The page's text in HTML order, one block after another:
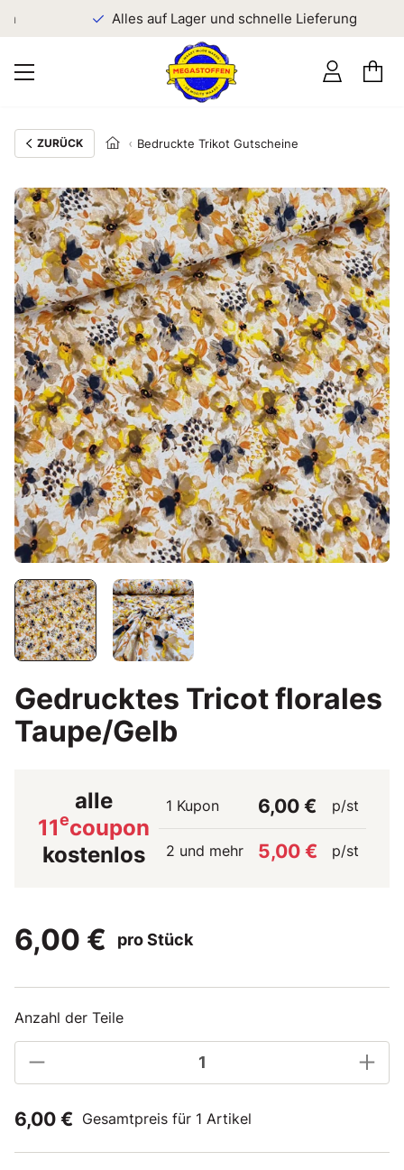
Alles auf Lager und schnelle Lieferung
ZURÜCK Bedruckte Trikot Gutscheine
Gedrucktes Tricot florales
Taupe/Gelb
alle
11ecoupon
kostenlos
1 Kupon 6,00 € p/st
2 und mehr 5,00 € p/st
6,00 € pro Stück
Anzahl der Teile
6,00 € Gesamtpreis für 1 Artikel